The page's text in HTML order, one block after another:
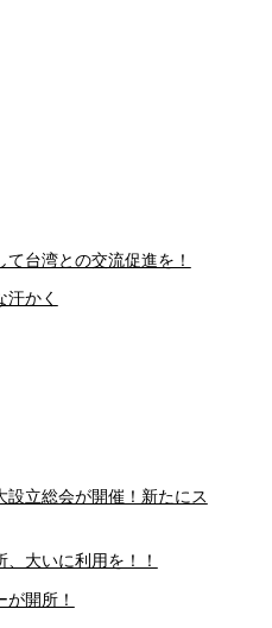
台湾との交流促進を！
かく
立総会が開催！新たにス
大いに利用を！！
開所！